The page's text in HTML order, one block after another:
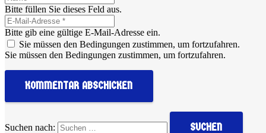
Bitte füllen Sie dieses Feld aus.
Bitte gib eine gültige E-Mail-Adresse ein.
Sie müssen den Bedingungen zustimmen, um fortzufahren.
Sie müssen den Bedingungen zustimmen, um fortzufahren.
KOMMENTAR ABSCHICKEN
Suchen nach: